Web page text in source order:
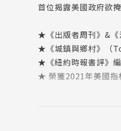
首位揭露美國政府欲
★《出版者周刊》&《
★《城鎮與鄉村》（
★《紐約時報書評》
★ 榮獲2021年美國指
是對廣島浩劫的記